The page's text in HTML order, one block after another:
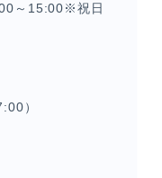
～15:00※祝日
）